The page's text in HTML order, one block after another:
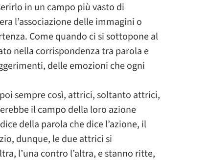
in un campo più vasto di
l’associazione delle immagini o
Come quando ci si sottopone al
nella corrispondenza tra parola e
delle emozioni che ogni
sempre così, attrici, soltanto attrici,
il campo della loro azione
della parola che dice l’azione, il
dunque, le due attrici si
l’una contro l’altra, e stanno ritte,